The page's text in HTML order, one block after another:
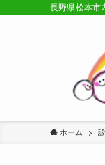
長野県松本市
ホーム